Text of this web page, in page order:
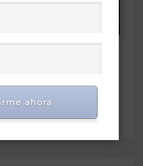
gobierno
solidarias
ahora